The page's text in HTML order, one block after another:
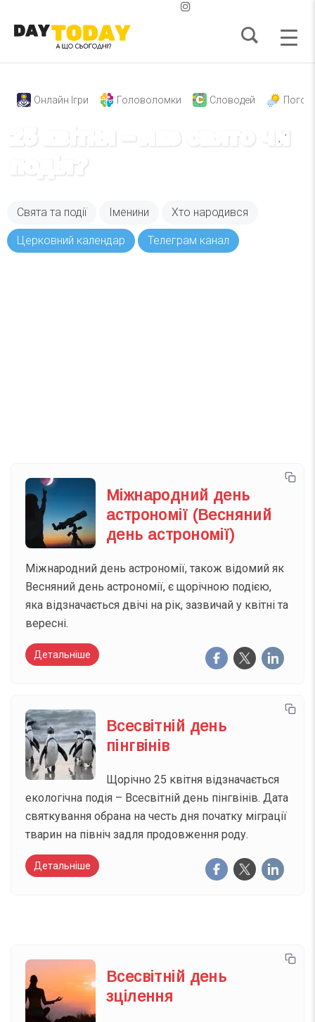
Онлайн Ігри Головоломки Словодей
25 квітня – яке свято чи
подія?
Свята та події Іменини Хто народився
Церковний календар Телеграм канал
Міжнародний день
астрономії (Весняний
день астрономії)
Міжнародний день астрономії, також відомий як
Весняний день астрономії, є щорічною подією,
яка відзначається двічі на рік, зазвичай у квітні та
вересні.
Детальніше
Всесвітній день
пінгвінів
Щорічно 25 квітня відзначається
екологічна подія – Всесвітній день пінгвінів. Дата
святкування обрана на честь дня початку міграції
тварин на північ задля продовження роду.
Детальніше
Всесвітній день
зцілення